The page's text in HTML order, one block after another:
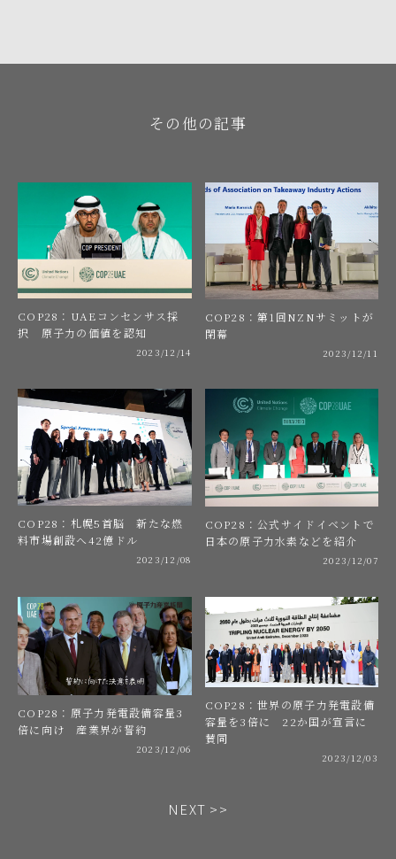
その他の記事
COP28：UAEコンセンサス採
択 原子力の価値を認知
2023/12/14
COP28：第1回NZNサミットが
閉幕
2023/12/11
COP28：札幌5首脳 新たな燃
料市場創設へ42億ドル
2023/12/08
COP28：公式サイドイベントで
日本の原子力水素などを紹介
2023/12/07
COP28：原子力発電設備容量3
倍に向け 産業界が誓約
2023/12/06
COP28：世界の原子力発電設備
容量を3倍に 22か国が宣言に
賛同
2023/12/03
NEXT >>